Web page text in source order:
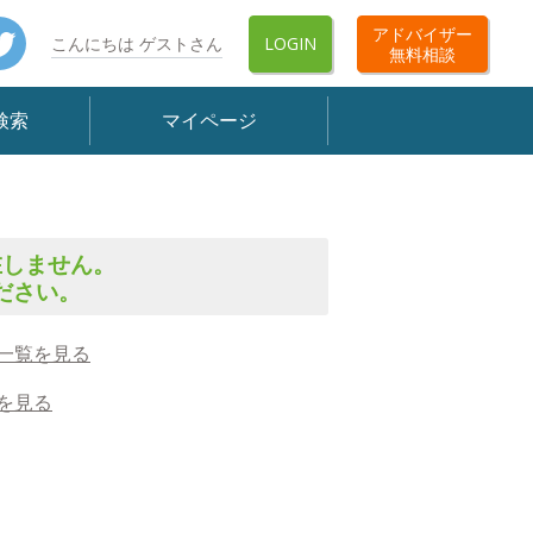
こんにちは ゲストさん LOGIN
アドバイザー
無料相談
索 マイページ
ません。
い。
覧を見る
見る